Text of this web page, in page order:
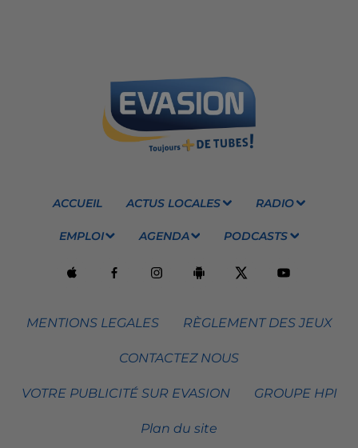
ACCUEIL ACTUS LOCALES RADIO
EMPLOI AGENDA PODCASTS
MENTIONS LEGALES RÈGLEMENT DES JEUX
CONTACTEZ NOUS
VOTRE PUBLICITÉ SUR EVASION GROUPE HPI
Plan du site